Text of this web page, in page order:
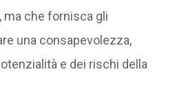
che fornisca gli
una consapevolezza,
e dei rischi della